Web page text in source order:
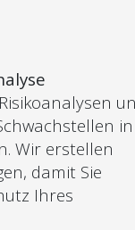
in
Wir erstellen
damit Sie
Ihres